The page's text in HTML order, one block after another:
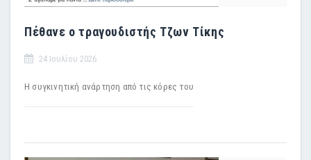
Πέθανε ο τραγουδιστής Τζων Τίκης
24 Ιουλίου 2026
Η συγκινητική ανάρτηση από τις κόρες του